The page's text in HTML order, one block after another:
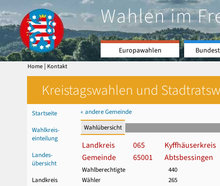
Wahlen im
Europawahlen
Home | Kontakt
Kreistagswahlen und
Startseite
Wahlkreis-
einteilung
Landes-
übersicht
Landkreis
« andere Gemeinde
Wahlübersicht
Landkreis 065
Kyffhäuserkreis
Gemeinde
65001 Abtsbessingen
Wahlberechtigte
440
Wähler
265